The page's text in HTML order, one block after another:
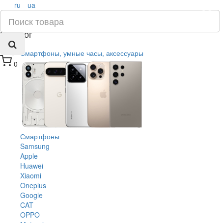
0
×
ru ua
Каталог
Смартфоны, умные часы, аксессуары
Смартфоны
Samsung
Apple
Huawei
Xiaomi
Oneplus
Google
CAT
OPPO